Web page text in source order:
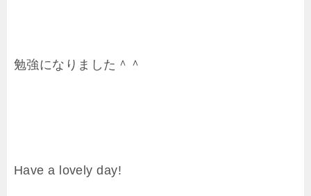
勉強になりました＾＾
Have a lovely day!